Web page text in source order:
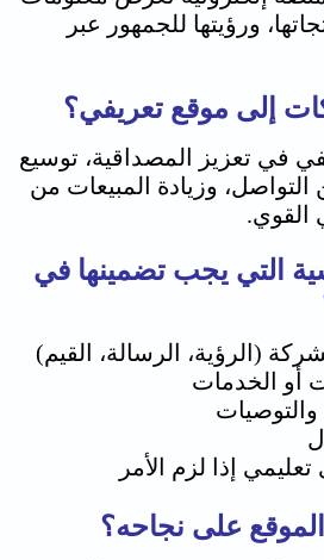
ورؤيتها للجمهور عبر
إلى موقع تعريفي؟
في تعزيز المصداقية، توسيع
التواصل، وزيادة المبيعات من
القوي.
التي يجب تضمينها في
(الرؤية، الرسالة، القيم)
أو الخدمات
والتوصيات
إذا لزم الأمر
على نجاحه؟